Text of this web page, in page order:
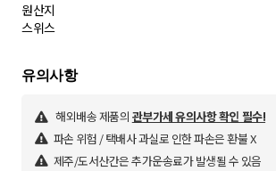
원산지
스위스
유의사항
해외배송 제품의 관부가세 유의사항 확인 필수!
파손 위험 / 택배사 과실로 인한 파손은 환불 X
제주/도서산간은 추가운송료가 발생될 수 있음